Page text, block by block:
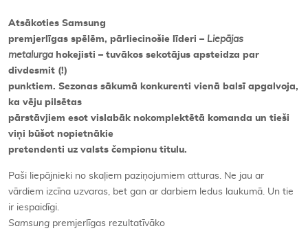
Atsākoties Samsung
premjerlīgas spēlēm, pārliecinošie līderi – Liepājas
metalurga hokejisti – tuvākos sekotājus apsteidza par
divdesmit (!)
punktiem. Sezonas sākumā konkurenti vienā balsī apgalvoja,
ka vēju pilsētas
pārstāvjiem esot vislabāk nokomplektētā komanda un tieši
viņi būšot nopietnākie
pretendenti uz valsts čempionu titulu.
Paši liepājnieki no skaļiem paziņojumiem atturas. Ne jau ar
vārdiem izcīna uzvaras, bet gan ar darbiem ledus laukumā. Un tie
ir iespaidīgi.
Samsung premjerlīgas rezultatīvāko